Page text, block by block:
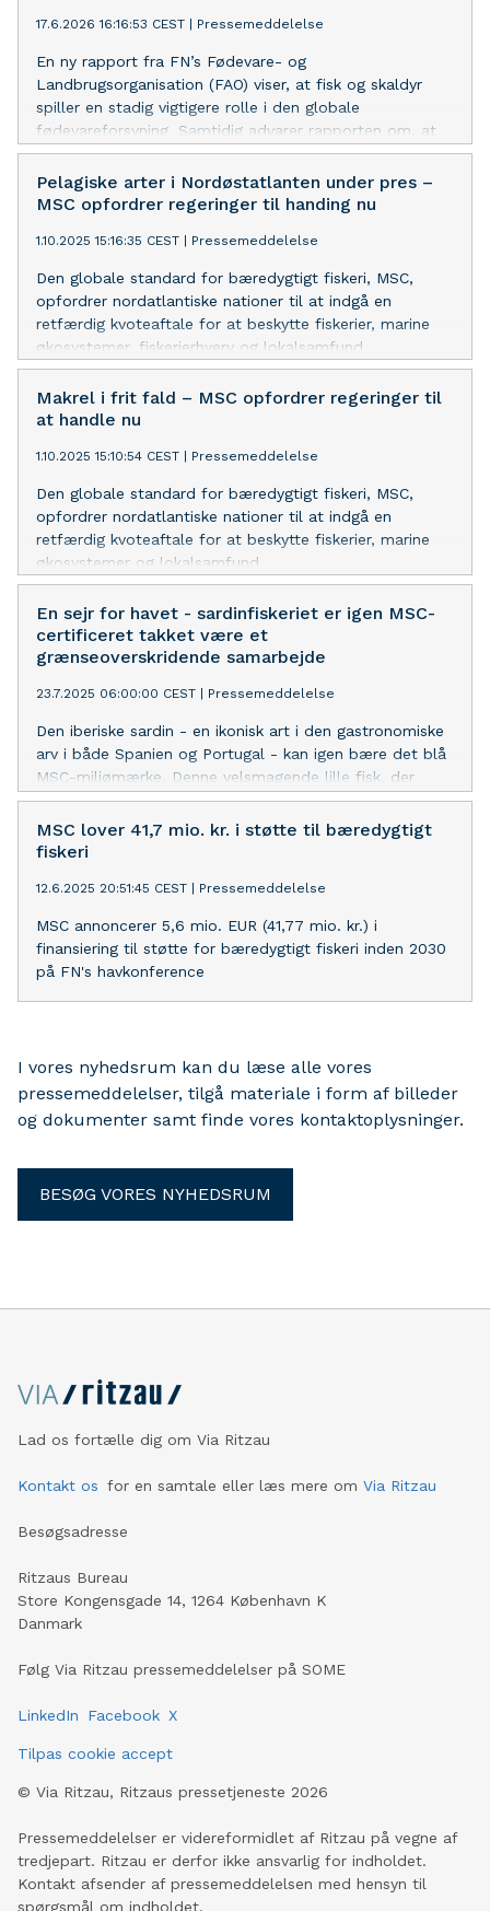
17.6.2026 16:16:53 CEST | Pressemeddelelse
En ny rapport fra FN’s Fødevare- og
Landbrugsorganisation (FAO) viser, at fisk og skaldyr
spiller en stadig vigtigere rolle i den globale
fødevareforsyning. Samtidig advarer rapporten om, at
overfiskeri fortsat er en alvorlig udfordring mange
steder i verden. Derfor er ansvarlig fiskeriforvaltning
vigtigere end nogensinde, mener Marine Stewardship
Pelagiske arter i Nordøstatlanten under pres –
MSC opfordrer regeringer til handing nu
1.10.2025 15:16:35 CEST | Pressemeddelelse
Den globale standard for bæredygtigt fiskeri, MSC,
opfordrer nordatlantiske nationer til at indgå en
retfærdig kvoteaftale for at beskytte fiskerier, marine
økosystemer, fiskerierhverv og lokalsamfund.
Makrel i frit fald – MSC opfordrer regeringer til
at handle nu
1.10.2025 15:10:54 CEST | Pressemeddelelse
Den globale standard for bæredygtigt fiskeri, MSC,
opfordrer nordatlantiske nationer til at indgå en
retfærdig kvoteaftale for at beskytte fiskerier, marine
økosystemer og lokalsamfund.
En sejr for havet - sardinfiskeriet er igen MSC-
certificeret takket være et
grænseoverskridende samarbejde
23.7.2025 06:00:00 CEST | Pressemeddelelse
Den iberiske sardin - en ikonisk art i den gastronomiske
arv i både Spanien og Portugal - kan igen bære det blå
MSC-miljømærke. Denne velsmagende lille fisk, der
fiskes langs den iberiske halvøs kyster, er ikke kun en
elsket klassiker på tapasmenuer, men også en vigtig del
af det marine økosystem. Certificeringen er resultatet af
af landegrænser, for bæredygtigt fiskeri.
MSC lover 41,7 mio. kr. i støtte til bæredygtigt
fiskeri
12.6.2025 20:51:45 CEST | Pressemeddelelse
MSC annoncerer 5,6 mio. EUR (41,77 mio. kr.) i
finansiering til støtte for bæredygtigt fiskeri inden 2030
på FN's havkonference
I vores nyhedsrum kan du læse alle vores
pressemeddelelser, tilgå materiale i form af billeder
og dokumenter samt finde vores kontaktoplysninger.
BESØG VORES NYHEDSRUM
Lad os fortælle dig om Via Ritzau
Kontakt os for en samtale eller læs mere om Via Ritzau
Besøgsadresse
Ritzaus Bureau
Store Kongensgade 14, 1264 København K
Danmark
Følg Via Ritzau pressemeddelelser på SOME
LinkedIn Facebook X
Tilpas cookie accept
© Via Ritzau, Ritzaus pressetjeneste 2026
Pressemeddelelser er videreformidlet af Ritzau på vegne af
tredjepart. Ritzau er derfor ikke ansvarlig for indholdet.
Kontakt afsender af pressemeddelelsen med hensyn til
spørgsmål om indholdet.